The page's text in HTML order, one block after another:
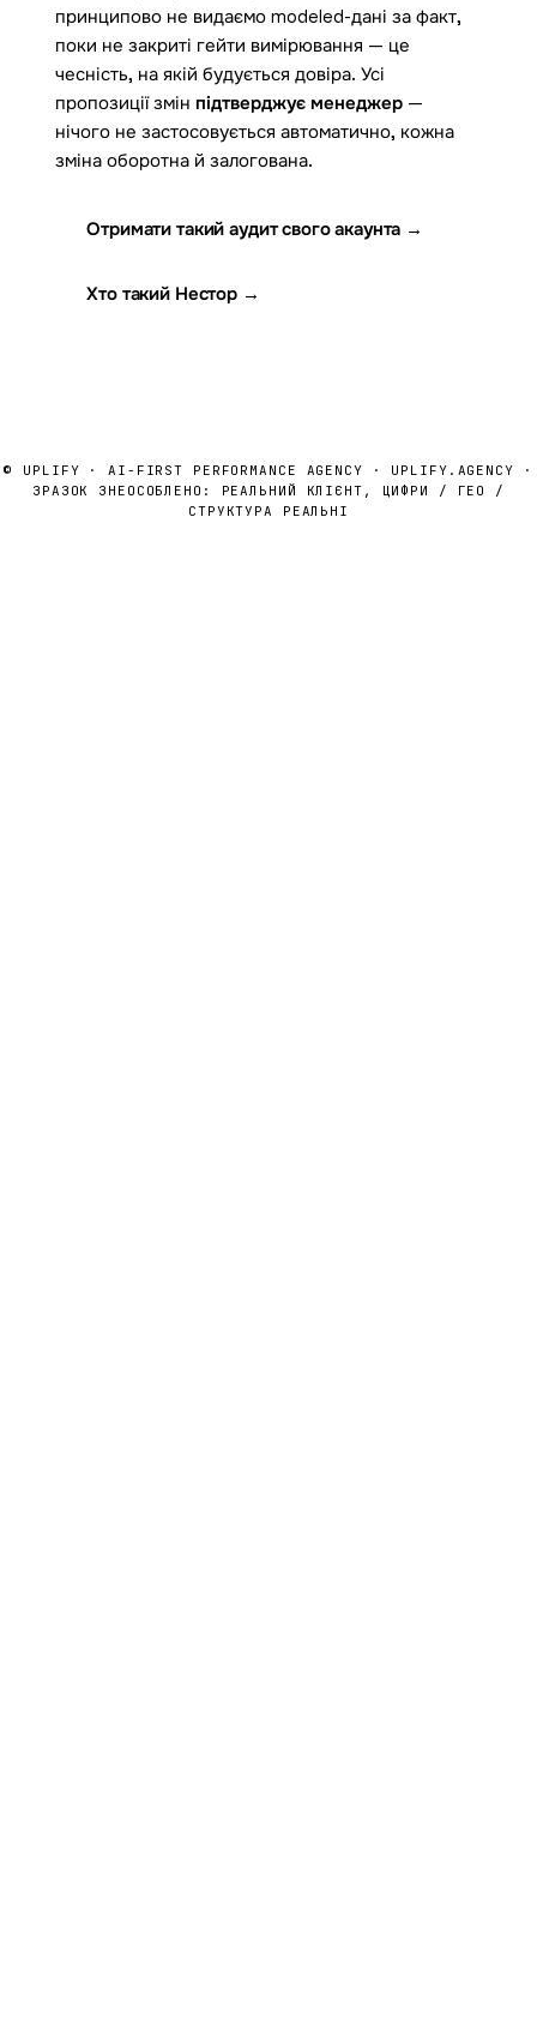
принципово не видаємо modeled-дані за факт,
поки не закриті гейти вимірювання — це
чесність, на якій будується довіра. Усі
пропозиції змінпідтверджує менеджер —
нічого не застосовується автоматично, кожна
зміна оборотна й залогована.
Отримати такий аудит свого акаунта →
Хто такий Нестор →
© UPLIFY · AI-FIRST PERFORMANCE AGENCY · UPLIFY.AGENCY ·
ЗРАЗОК ЗНЕОСОБЛЕНО: РЕАЛЬНИЙ КЛІЄНТ, ЦИФРИ / ГЕО /
СТРУКТУРА РЕАЛЬНІ